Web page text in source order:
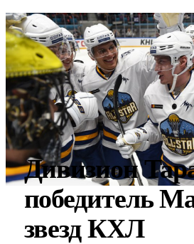
Дивизион
победитель
звезд КХЛ